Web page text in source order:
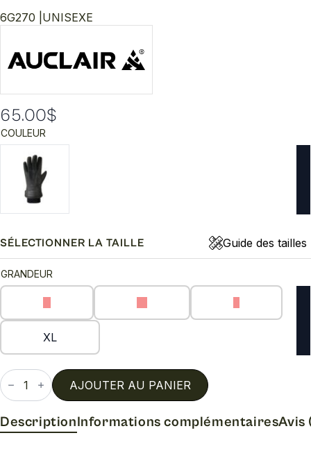
6G270 | UNISEXE
65.00$
COULEUR
SÉLECTIONNER LA TAILLE Guide des tailles
GRANDEUR
XL
quantité
de
Aiden
AJOUTER AU PANIER
DescriptionInformations complémentairesAvis